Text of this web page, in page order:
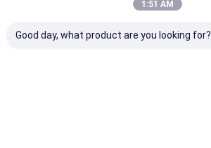
1:51 AM
Good day, what product are you looking for?